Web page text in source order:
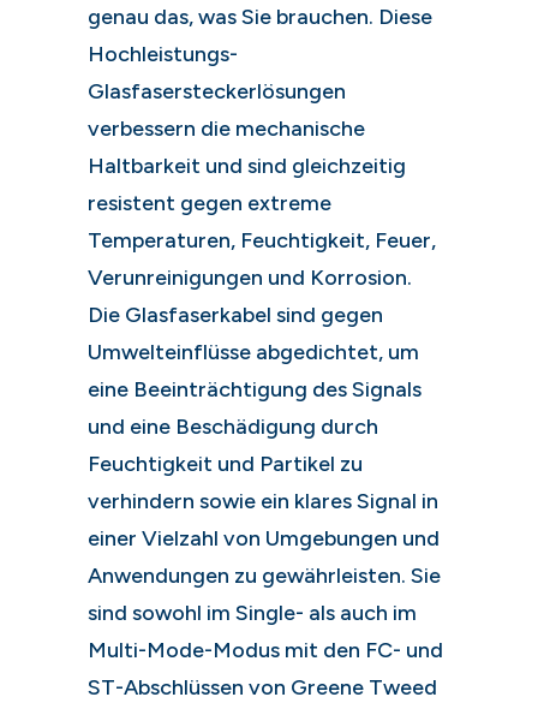
genau das, was Sie brauchen. Diese
Hochleistungs-
Glasfasersteckerlösungen
verbessern die mechanische
Haltbarkeit und sind gleichzeitig
resistent gegen extreme
Temperaturen, Feuchtigkeit, Feuer,
Verunreinigungen und Korrosion.
Die Glasfaserkabel sind gegen
Umwelteinflüsse abgedichtet, um
eine Beeinträchtigung des Signals
und eine Beschädigung durch
Feuchtigkeit und Partikel zu
verhindern sowie ein klares Signal in
einer Vielzahl von Umgebungen und
Anwendungen zu gewährleisten. Sie
sind sowohl im Single- als auch im
Multi-Mode-Modus mit den FC- und
ST-Abschlüssen von Greene Tweed